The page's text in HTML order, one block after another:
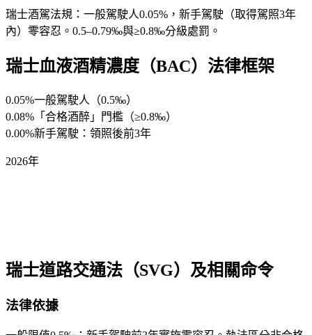
瑞士酒駕法規：一般駕駛人0.05%，新手駕駛（取得駕照3年
內）零容忍。0.5–0.79‰與≥0.8‰分級處罰。
瑞士血液酒精濃度（BAC）法律框架
0.05%一般駕駛人（0.5‰）
0.08% 「合格酒醉」門檻（≥0.8‰）
0.00%新手駕駛：領照後前3年
2026年
瑞士道路交通法（SVG）及相關命令
法律依據